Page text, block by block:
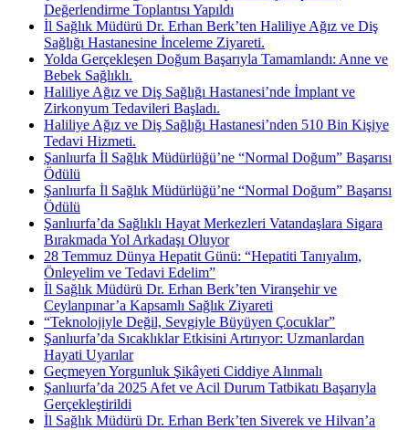
Değerlendirme Toplantısı Yapıldı
İl Sağlık Müdürü Dr. Erhan Berk’ten Haliliye Ağız ve Diş
Sağlığı Hastanesine İnceleme Ziyareti.
Yolda Gerçekleşen Doğum Başarıyla Tamamlandı: Anne ve
Bebek Sağlıklı.
Haliliye Ağız ve Diş Sağlığı Hastanesi’nde İmplant ve
Zirkonyum Tedavileri Başladı.
Haliliye Ağız ve Diş Sağlığı Hastanesi’nden 510 Bin Kişiye
Tedavi Hizmeti.
Şanlıurfa İl Sağlık Müdürlüğü’ne “Normal Doğum” Başarısı
Ödülü
Şanlıurfa İl Sağlık Müdürlüğü’ne “Normal Doğum” Başarısı
Ödülü
Şanlıurfa’da Sağlıklı Hayat Merkezleri Vatandaşlara Sigara
Bırakmada Yol Arkadaşı Oluyor
28 Temmuz Dünya Hepatit Günü: “Hepatiti Tanıyalım,
Önleyelim ve Tedavi Edelim”
İl Sağlık Müdürü Dr. Erhan Berk’ten Viranşehir ve
Ceylanpınar’a Kapsamlı Sağlık Ziyareti
“Teknolojiyle Değil, Sevgiyle Büyüyen Çocuklar”
Şanlıurfa’da Sıcaklıklar Etkisini Artırıyor: Uzmanlardan
Hayati Uyarılar
Geçmeyen Yorgunluk Şikâyeti Ciddiye Alınmalı
Şanlıurfa’da 2025 Afet ve Acil Durum Tatbikatı Başarıyla
Gerçekleştirildi
İl Sağlık Müdürü Dr. Erhan Berk’ten Siverek ve Hilvan’a